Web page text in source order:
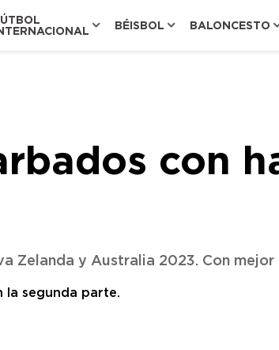
BÉISBOL BALONCESTO
con
Zelanda y Australia 2023. Con